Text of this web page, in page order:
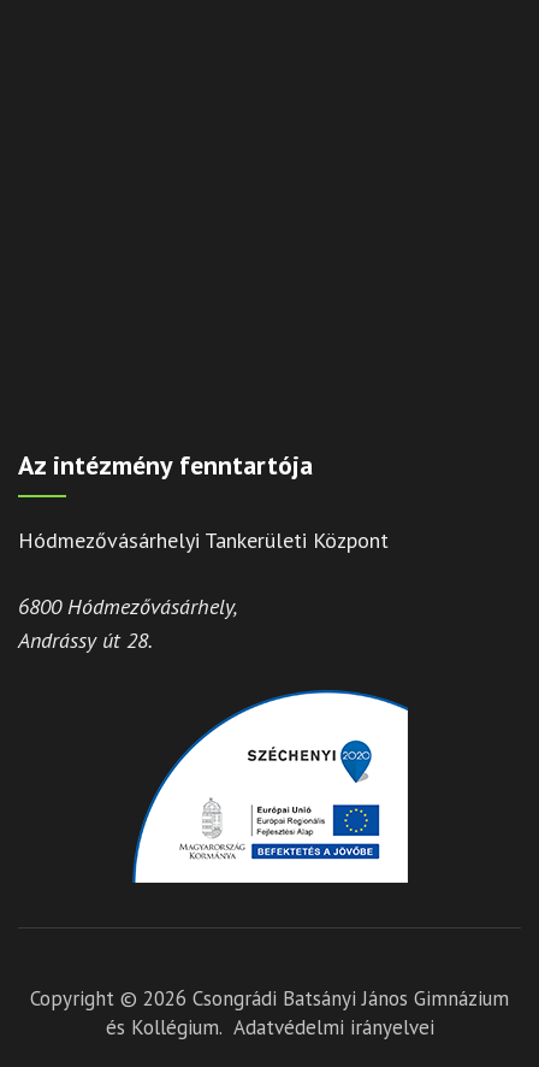
Az intézmény fenntartója
Hódmezővásárhelyi Tankerületi Központ
6800 Hódmezővásárhely,
Andrássy út 28.
Copyright © 2026 Csongrádi Batsányi János Gimnázium
és Kollégium. Adatvédelmi irányelvei